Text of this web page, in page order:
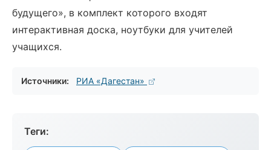
будущего», в комплект которого входят
интерактивная доска, ноутбуки для учителей
учащихся.
Источники: РИА «Дагестан»
Теги: